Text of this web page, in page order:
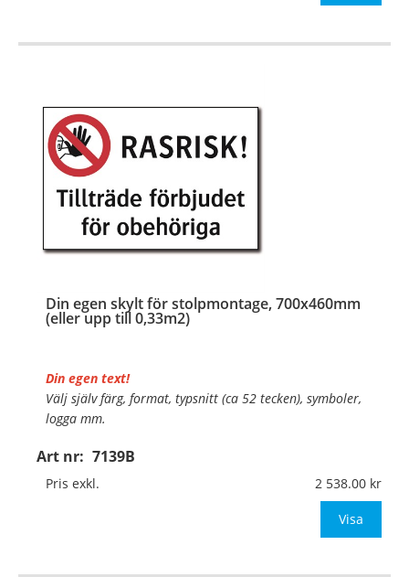
Din egen skylt för stolpmontage, 700x460mm
(eller upp till 0,33m2)
Art nr: 7139B
Din egen text!
Välj själv färg, format, typsnitt (ca 52 tecken), symboler,
logga mm.
Material:Kantvikt aluminium, 2mm (stolpmontage)
Mått:700x460mm (eller annat mått upp till 0,33m²)
Pris exkl. 2 538.00
Visa